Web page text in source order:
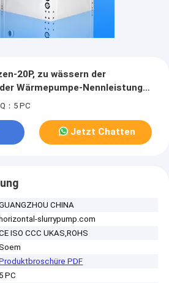
20P, zu wässern der
Wärmepumpe-Nennleistungs-
：5 PC
Jetzt Chatten
CHINA
horizontal-slurrypump.com
ISO CCC UKAS,ROHS
PDF
5 PC